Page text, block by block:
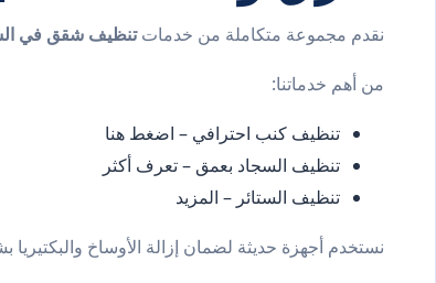
نقدم مجموعة متكاملة من خدماتتنظيف شقق في
من أهم خدماتنا:
تنظيف كنب احترافي – اضغط هنا
تنظيف السجاد بعمق –تعرف أكثر
تنظيف الستائر – المزيد
نستخدم أجهزة حديثة لضمان إزالة الأوساخ